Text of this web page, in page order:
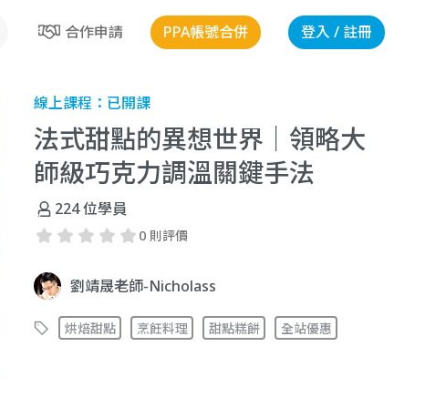
合作申請 PPA帳號合併 登入 / 註冊
線上課程： 已開課
法式甜點的異想世界｜領略大
師級巧克力調溫關鍵手法
224位學員
0 則評價
劉靖晟老師-Nicholass
烘焙甜點 烹飪料理 甜點糕餅 全站優惠